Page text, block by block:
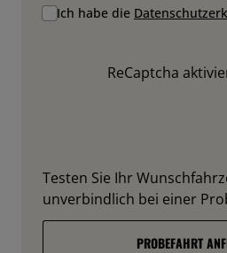
Ich habe die
ReCaptcha
Testen Sie Ihr
unverbindlich bei einer
PROBEFAHRT